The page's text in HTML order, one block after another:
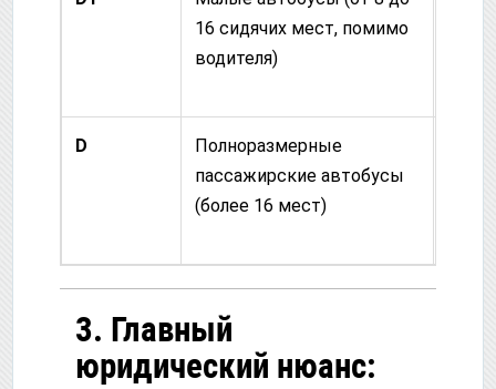
16 сидячих мест, помимо
водителя)
D
Полноразмерные
пассажирские автобусы
(более 16 мест)
3. Главный
юридический нюанс: